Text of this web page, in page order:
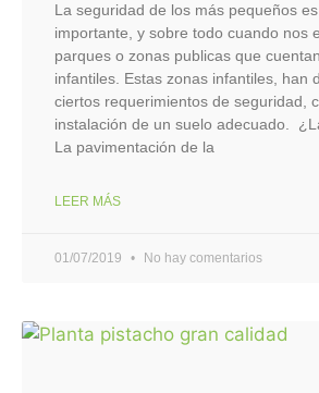
La seguridad de los más pequeños
importante, y sobre todo cuando nos
parques o zonas publicas que
infantiles. Estas zonas infantiles, han
ciertos requerimientos de seguridad,
instalación de un suelo adecuado.
La pavimentación de la
LEER MÁS
01/07/2019 No hay comentarios